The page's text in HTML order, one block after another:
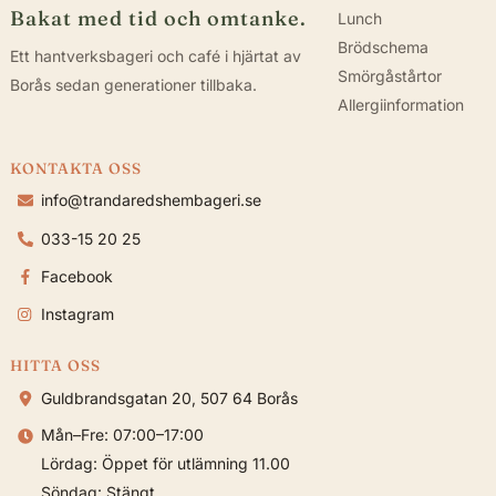
Bakat med tid och omtanke.
Ett hantverksbageri och café i hjärtat av
Borås sedan generationer tillbaka.
Lunch
Brödschema
Smörgåstårtor
Allergiinformation
KONTAKTA OSS
info@trandaredshembageri.se
033-15 20 25
Facebook
Instagram
HITTA OSS
Guldbrandsgatan 20, 507 64 Borås
Mån–Fre: 07:00–17:00
Lördag: Öppet för utlämning 11.00
Söndag: Stängt